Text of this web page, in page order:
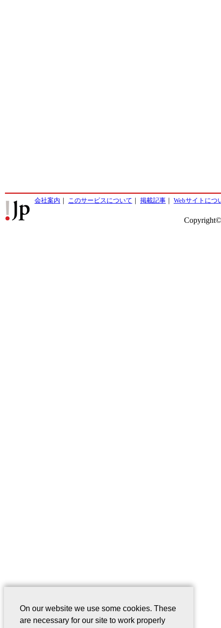
会社案内 ｜ このサービスについて ｜ 掲載記事 ｜ Webサイトにつ
On our website we use some cookies. These
are necessary for our site to work properly